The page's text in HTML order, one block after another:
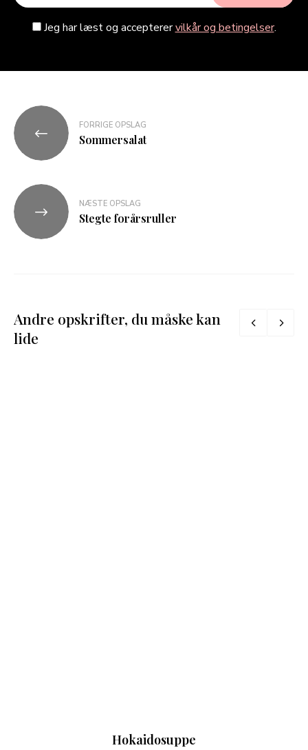
Jeg har læst og accepterervilkår og betingelser.
FORRIGE OPSLAG
Sommersalat
NÆSTE OPSLAG
Stegte forårsruller
Andre opskrifter, du måske kan
lide
Hokaidosuppe